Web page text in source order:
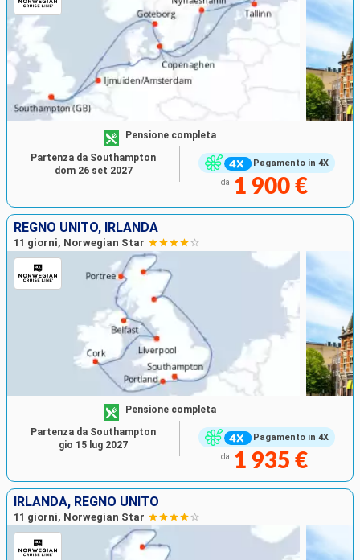
Pagamento in 4X
Pensione completa
da 1 900 €
Partenza da Southampton
dom 26 set 2027
REGNO UNITO, IRLANDA
11 giorni, Norwegian Star
Pagamento in 4X
Pensione completa
da 1 935 €
Partenza da Southampton
gio 15 lug 2027
IRLANDA, REGNO UNITO
11 giorni, Norwegian Star